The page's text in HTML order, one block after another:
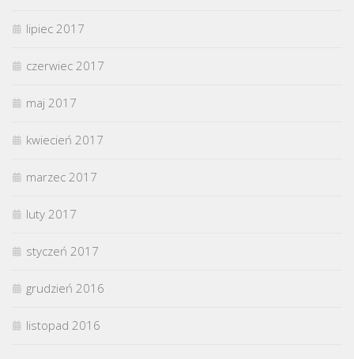
lipiec 2017
czerwiec 2017
maj 2017
kwiecień 2017
marzec 2017
luty 2017
styczeń 2017
grudzień 2016
listopad 2016